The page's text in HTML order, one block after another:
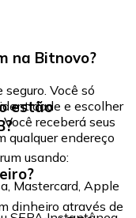
na Bitnovo?
Você só
e escolher
receberá seus
qualquer endereço
estão
usando:
Mastercard, Apple
dinheiro através de